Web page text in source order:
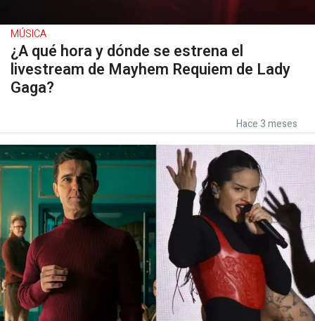
MÚSICA
¿A qué hora y dónde se estrena el
livestream de Mayhem Requiem de Lady
Gaga?
Hace 3 meses